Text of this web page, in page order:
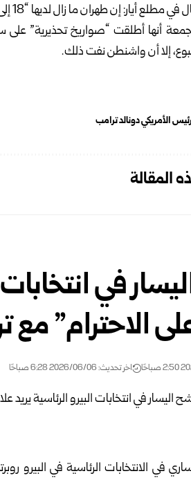
إن طهران ما زال لديها “18 إلى 19%” من مخزونها الصاروخي.
أنها أطلقت “صواريخ تحذيرية”
إلا أن واشنطن نفت ذلك.
الأمريكي دونالد ترامب
المقالة
في انتخابات
الاحترام” مع
اخر تحديث: 2026/06/06 6:28 صباحًا
في الانتخابات الرئاسية في البيرو